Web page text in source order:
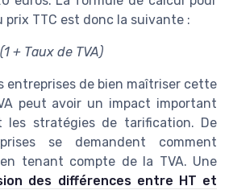
prix TTC est donc la suivante :
+ Taux de TVA)
entreprises de bien maîtriser cette
peut avoir un impact important
les stratégies de tarification. De
se demandent comment
tenant compte de la TVA. Une
des différences entre HT et